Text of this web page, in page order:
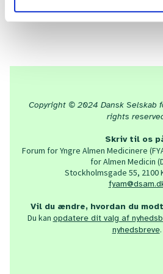
Tilmeld dig
Copyright © 2024 Dansk Selskab
rights
Skriv til os
Forum for Yngre Almen Medicinere
for Almen Medicin
Stockholmsgade 55, 2100
Vil du ændre, hvordan du
Du kan opdatere dit valg af
nyhedsbreve.